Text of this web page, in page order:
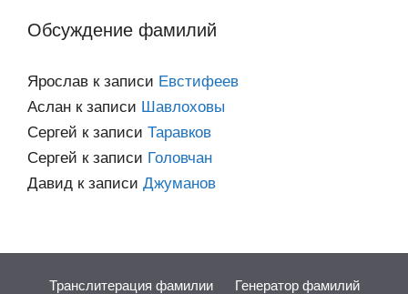
Обсуждение фамилий
Ярослав к записи Евстифеев
Аслан к записи Шавлоховы
Сергей к записи Таравков
Сергей к записи Головчан
Давид к записи Джуманов
Транслитерация фамилии Генератор фамилий